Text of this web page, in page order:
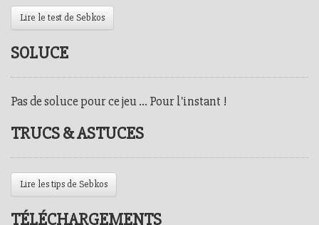
Lire le test de Sebkos
SOLUCE
Pas de soluce pour ce jeu ... Pour l'instant !
TRUCS & ASTUCES
Lire les tips de Sebkos
TÉLÉCHARGEMENTS